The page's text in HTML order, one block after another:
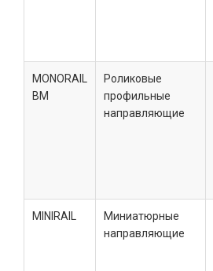
MONORAIL
BM
Роликовые
профильные
направляющие
MINIRAIL
Миниатюрные
направляющие